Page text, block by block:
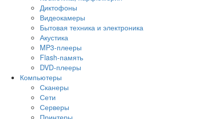
Диктофоны
Видеокамеры
Бытовая техника и электроника
Акустика
MP3-плееры
Flash-память
DVD-плееры
Компьютеры
Сканеры
Сети
Серверы
Принтеры